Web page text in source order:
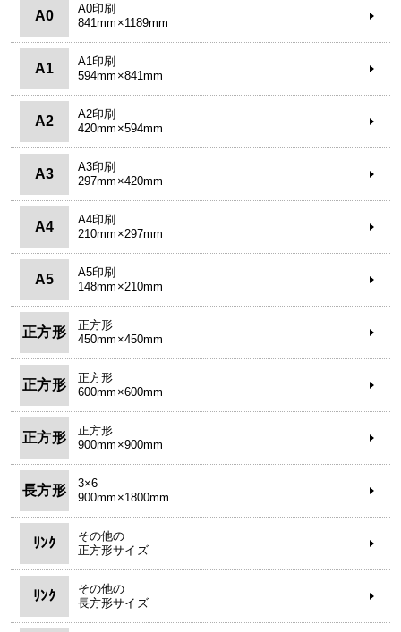
A0
A0印刷
841mm×1189mm
A1
A1印刷
594mm×841mm
A2
A2印刷
420mm×594mm
A3
A3印刷
297mm×420mm
A4
A4印刷
210mm×297mm
A5
A5印刷
148mm×210mm
正方形
正方形
450mm×450mm
正方形
正方形
600mm×600mm
正方形
正方形
900mm×900mm
長方形
3×6
900mm×1800mm
ﾘﾝｸ
その他の
正方形サイズ
ﾘﾝｸ
その他の
長方形サイズ